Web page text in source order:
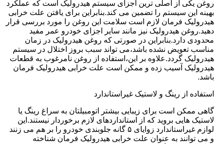
روغن یکی از اصلی ترین اجزای سیستم هیدرولیک است که عملکرد
بهینه این سیستم را تضمین می کند.بنابراین برای یافتن علت خرابی
هیدرولیک فرمان لازم است سلامت این روغن را مورد بررسی قرار
دهید.روغن هیدرولیک نیز مانند سایر اجزای خودرو عمر مفید
محدودی دارد.بنابراین در صورتی که روغن هیدرولیک در زمان
مناسب تعویض نشده باشد،می تواند سبب بروز اختلال در سیستم
هیدرولیک گردد.علاوه بر این،استفاده از روغن نامرغوب به قطعات
هیدرولیک آسیب زده و ممکن است علت خرابی هیدرولیک فرمان
باشد.
استفاده از رینگ و لاستیک غیراستاندارد
گاهی ممکن است برای زیبایی بیشتر اتومبیلتان به سراغ رینگ یا
لاستیک هایی بروید که از استانداردهای لازم برخوردار نیستند.این
لوازم غیراستاندارد زوایای ۵ گانه جلوبندی خودرو را بر هم می زنند
و می توانند به عنوان علت خرابی هیدرولیک فرمان شناخته